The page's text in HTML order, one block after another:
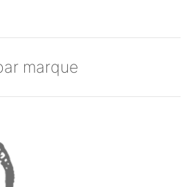
marque